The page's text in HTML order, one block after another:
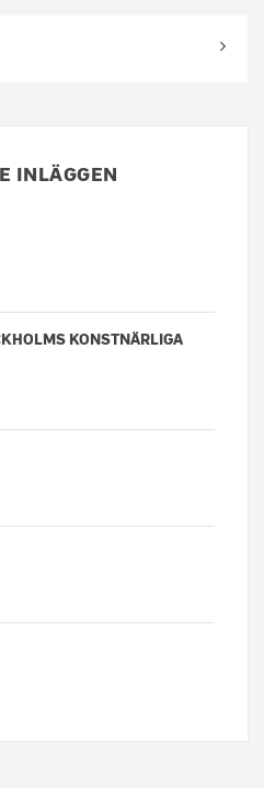
INLÄGGEN
KONSTNÄRLIGA